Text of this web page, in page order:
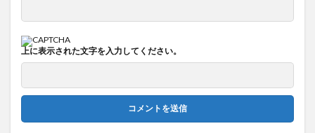
上に表示された文字を入力してください。